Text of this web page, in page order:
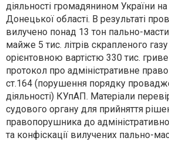
діяльності громадянином України на
Донецької області. В результаті
вилучено понад 13 тон пально-
майже 5 тис. літрів скрапленого
орієнтовною вартістю 330 тис.
протокол про адміністративне
ст.164 (порушення порядку
діяльності) КУпАП. Матеріали
судового органу для прийняття
правопорушника до
та конфіскації вилучених пально-